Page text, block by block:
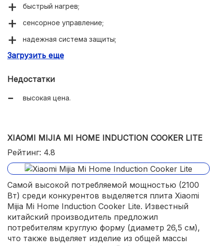
быстрый нагрев;
сенсорное управление;
надежная система защиты;
надежность.
Загрузить еще
Недостатки
высокая цена.
XIAOMI MIJIA MI HOME INDUCTION COOKER LITE
Рейтинг: 4.8
Самой высокой потребляемой мощностью (2100
Вт) среди конкурентов выделяется плита Xiaomi
Mijia Mi Home Induction Cooker Lite. Известный
китайский производитель предложил
потребителям круглую форму (диаметр 26,5 см),
что также выделяет изделие из общей массы